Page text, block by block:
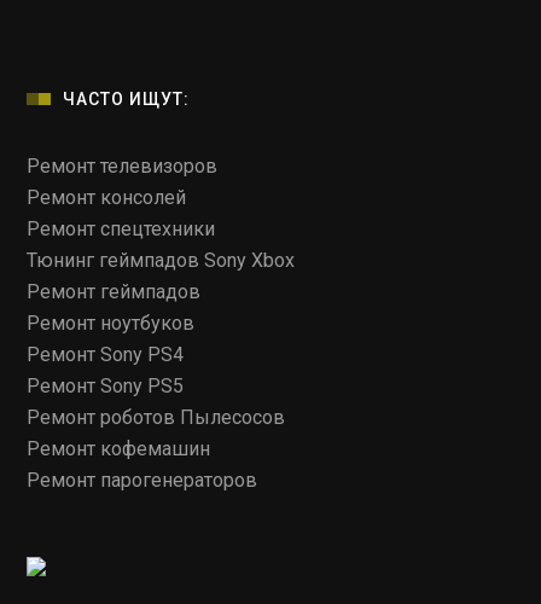
ЧАСТО ИЩУТ:
Ремонт телевизоров
Ремонт консолей
Ремонт спецтехники
Тюнинг геймпадов Sony Xbox
Ремонт геймпадов
Ремонт ноутбуков
Ремонт Sony PS4
Ремонт Sony PS5
Ремонт роботов Пылесосов
Ремонт кофемашин
Ремонт парогенераторов